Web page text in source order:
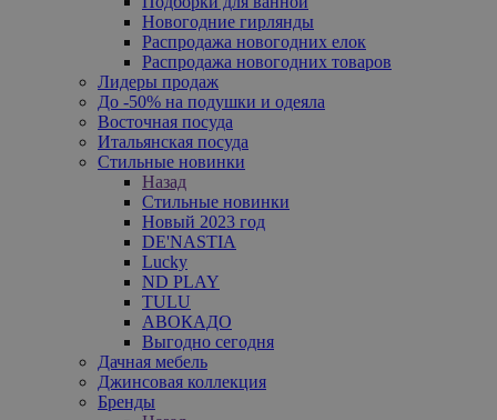
Новогодние гирлянды
Распродажа новогодних елок
Распродажа новогодних товаров
Лидеры продаж
До -50% на подушки и одеяла
Восточная посуда
Итальянская посуда
Стильные новинки
Назад
Стильные новинки
Новый 2023 год
DE'NASTIA
Lucky
ND PLAY
TULU
АВОКАДО
Выгодно сегодня
Дачная мебель
Джинсовая коллекция
Бренды